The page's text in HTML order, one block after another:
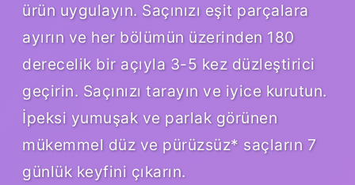
ürün uygulayın. Saçınızı eşit parçalara
ayırın ve her bölümün üzerinden 180
derecelik bir açıyla 3-5 kez düzleştirici
geçirin. Saçınızı tarayın ve iyice kurutun.
İpeksi yumuşak ve parlak görünen
mükemmel düz ve pürüzsüz* saçların 7
günlük keyfini çıkarın.